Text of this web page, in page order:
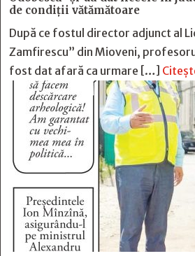
de condiții vătămătoare
După ce fostul director adjunct al
Zamfirescu” din Mioveni,
fost dat afară ca urmare […]